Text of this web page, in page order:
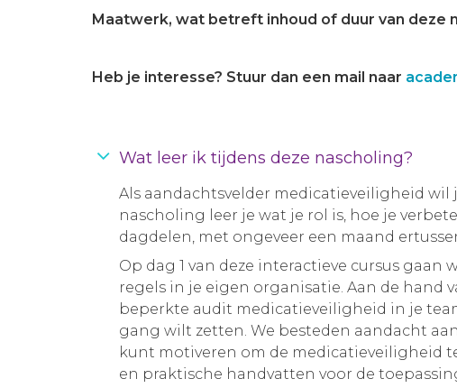
Maatwerk, wat betreft inhoud of duur van deze
Heb je interesse? Stuur dan een mail naar
Wat leer ik tijdens deze nascholing?
Als aandachtsvelder medicatieveiligheid wil
nascholing leer je wat je rol is, hoe je
dagdelen, met ongeveer een maand
Op dag 1 van deze interactieve cursus
regels in je eigen organisatie. Aan de hand
beperkte audit medicatieveiligheid in je
gang wilt zetten. We besteden aandacht
kunt motiveren om de medicatieveiligheid
en praktische handvatten voor de